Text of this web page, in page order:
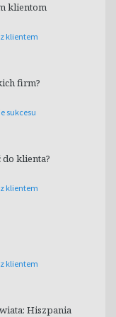
klientom
klientem
firm?
sukcesu
klienta?
klientem
klientem
Hiszpania